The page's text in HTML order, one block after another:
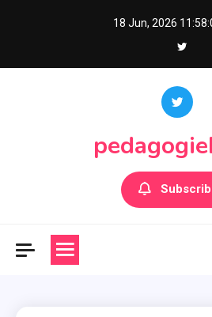
18 Jun, 2026